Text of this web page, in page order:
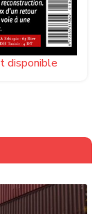
disponible